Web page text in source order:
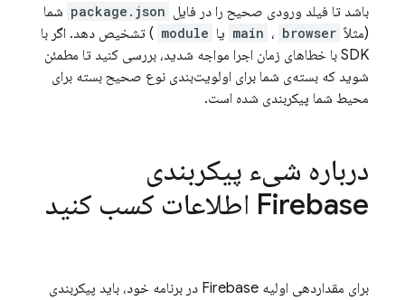
باشد تا فیلد ورودی صحیح را در فایل package.json شما
(مثلاً
main ، browser یا module ) تشخیص دهد. اگر با
SDK با خطاهای زمان اجرا مواجه شدید، بررسی کنید تا مطمئن
شوید که بسته‌ی شما برای اولویت‌بندی نوع صحیح بسته برای
محیط شما پیکربندی شده است.
درباره شیء پیکربندی
Firebase اطلاعات کسب کنید
برای مقداردهی اولیه Firebase در برنامه خود، باید پیکربندی